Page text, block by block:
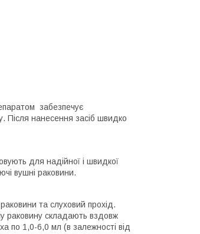
забезпечує
Після нанесення засіб швидко
для надійної і швидкої
вушні раковини.
та слуховий прохід.
раковину складають вздовж
по 1,0-6,0 мл (в залежності від